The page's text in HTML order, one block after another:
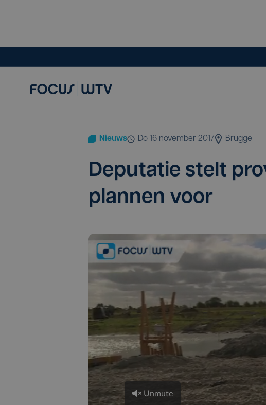
Nieuws do 16 november 2017 Brugge
Depu­ta­tie stelt
plan­nen voor